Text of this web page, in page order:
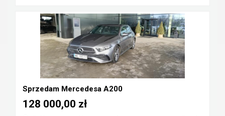
Sprzedam Mercedesa A200
128 000,00 zł